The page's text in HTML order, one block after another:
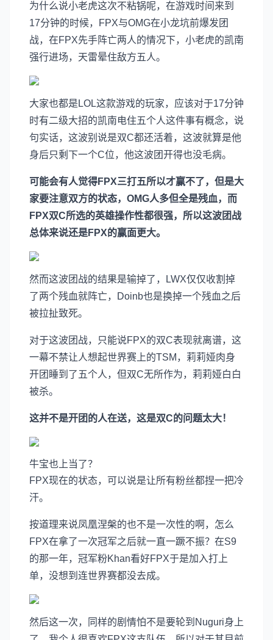
为什么说小老虎这次不粘锅呢，在游戏时间来到
17分钟的时候，FPX与OMG在小龙坑前爆发团
战，在FPX先手阵亡两人的情况下，小老虎的凯南
强行进场，天雷晕住敌方五人。
大家也都是LOL这款游戏的玩家，应该对于17分钟
时有二级大招的凯南电住五个人这件事有概念，说
句实话，这波别说是双C都还活着，这波就算是他
身后只剩下一个C位，他这波团开得也没毛病。
可能会有人觉得FPX三打五所以才赢不了，但是大
家要注意双方的状态，OMG人多但全是残血，而
FPX双C所选的英雄操作性都很强，所以这波团战
总体来说还是FPX的赢面更大。
然而这波团战的结果是输掉了，LWX仅仅收割掉
了两个残血就阵亡，Doinb也是换掉一个残血之后
被拉扯致死。
对于这波团战，只能说FPX的双C表现就离谱，这
一幕不禁让人想起世界赛上的TSM，莉莉娅肉身
开团睡到了五个人，但双C无所作为，莉莉娅白白
被杀。
这并不是开团的人在送，这是双C的问题太大！
牛宝也上当了？
FPX现在的状态，可以说是让所有粉丝都捏一把冷
汗。
按道理来说凤凰涅槃的也不是一次性的啊，怎么
FPX在拿了一次冠军之后就一直一蹶不振？在S9
的那一年，冠军粉Khan看好FPX于是加入打上
单，没想到连世界赛都没去成。
然后这一次，同样的剧情怕不是要轮到Nuguri身上